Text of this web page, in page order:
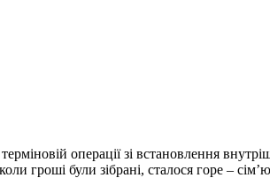
операції зі встановлення
були зібрані, сталося горе –